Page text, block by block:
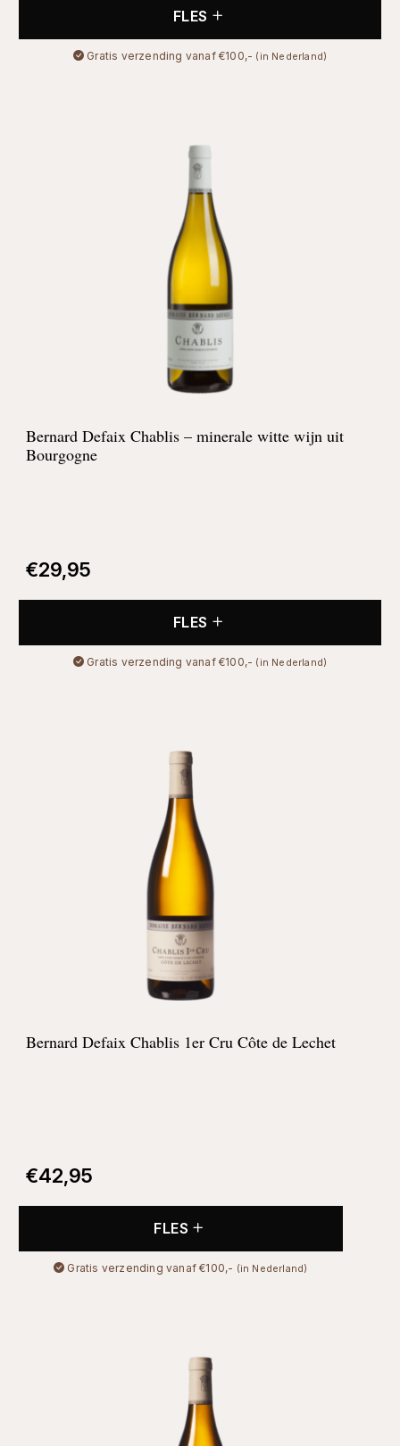
FLES
Gratis verzending vanaf €100,- (in Nederland)
Bernard Defaix Chablis – minerale witte wijn uit
Bourgogne
€29,95
FLES
Gratis verzending vanaf €100,- (in Nederland)
Bernard Defaix Chablis 1er Cru Côte de Lechet
€42,95
FLES
Gratis verzending vanaf €100,- (in Nederland)